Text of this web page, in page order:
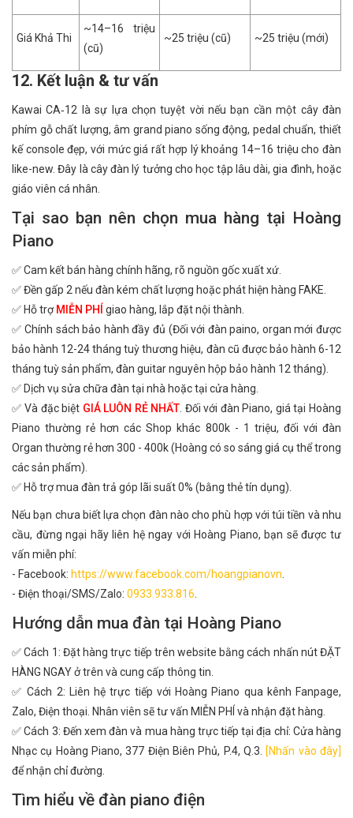
Giá Khả Thi
~14–16 triệu
(cũ)
~25 triệu (cũ) ~25 triệu (mới)
12. Kết luận & tư vấn
Kawai CA‑12 là sự lựa chọn tuyệt vời nếu bạn cần một cây đàn
phím gỗ chất lượng, âm grand piano sống động, pedal chuẩn, thiết
kế console đẹp, với mức giá rất hợp lý khoảng 14–16 triệu cho đàn
like-new. Đây là cây đàn lý tưởng cho học tập lâu dài, gia đình, hoặc
giáo viên cá nhân.
Tại sao bạn nên chọn mua hàng tại Hoàng
Piano
✅ Cam kết bán hàng chính hãng, rõ nguồn gốc xuất xứ.
✅ Đền gấp 2 nếu đàn kém chất lượng hoặc phát hiện hàng FAKE.
✅ Hỗ trợ MIỄN PHÍ giao hàng, lắp đặt nội thành.
✅ Chính sách bảo hành đầy đủ (Đối với đàn paino, organ mới được
bảo hành 12-24 tháng tuỳ thương hiệu, đàn cũ được bảo hành 6-12
tháng tuỳ sản phẩm, đàn guitar nguyên hộp bảo hành 12 tháng).
✅ Dịch vụ sửa chữa đàn tại nhà hoặc tại cửa hàng.
✅ Và đặc biệt GIÁ LUÔN RẺ NHẤT . Đối với đàn Piano, giá tại Hoàng
Piano thường rẻ hơn các Shop khác 800k - 1 triệu, đối với đàn
Organ thường rẻ hơn 300 - 400k (Hoàng có so sáng giá cụ thể trong
các sản phẩm).
✅ Hỗ trợ mua đàn trả góp lãi suất 0% (bằng thẻ tín dụng).
Nếu bạn chưa biết lựa chọn đàn nào cho phù hợp với túi tiền và nhu
cầu, đừng ngại hãy liên hệ ngay với Hoàng Piano, bạn sẽ được tư
vấn miễn phí:
- Facebook: https://www.facebook.com/hoangpianovn
- Điện thoại/SMS/Zalo: 0933.933.816
Hướng dẫn mua đàn tại Hoàng Piano
✅ Cách 1: Đặt hàng trực tiếp trên website bằng cách nhấn nút ĐẶT
HÀNG NGAY ở trên và cung cấp thông tin.
✅ Cách 2: Liên hệ trực tiếp với Hoàng Piano qua kênh Fanpage,
Zalo, Điện thoại. Nhân viên sẽ tư vấn MIỄN PHÍ và nhận đặt hàng.
✅ Cách 3: Đến xem đàn và mua hàng trực tiếp tại địa chỉ: Cửa hàng
Nhạc cụ Hoàng Piano, 377 Điện Biên Phủ, P.4, Q.3.
[Nhấn vào đây]
để nhận chỉ đường.
Tìm hiểu về đàn piano điện